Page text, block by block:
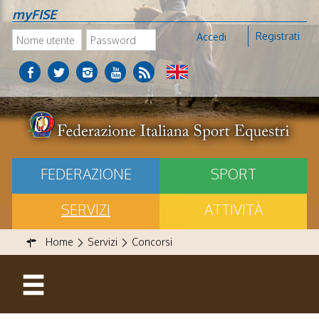
myFISE
Accedi Registrati
FEDERAZIONE
SPORT
SERVIZI
ATTIVITÀ
Home Servizi Concorsi